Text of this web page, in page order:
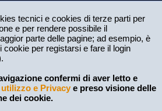
tecnici e cookies di terze parti per
e per rendere possibile il
parte delle pagine; ad esempio, è
cookie per registarsi e fare il login
confermi di aver letto e
e Privacy e preso visione delle
dei cookie.